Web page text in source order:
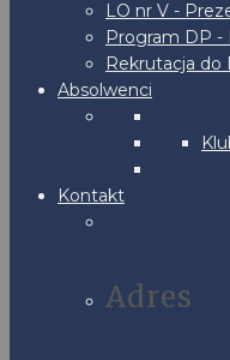
LO nr V -
Program DP -
Rekrutacja do
Absolwenci
Kontakt
Adres